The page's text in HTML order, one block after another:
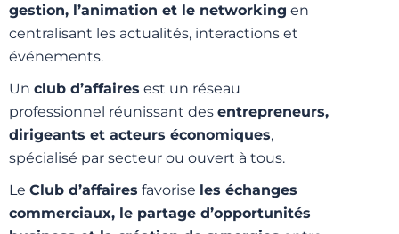
gestion, l’animation et le networking en
centralisant les actualités, interactions et
événements.
Un club d’affaires est un réseau
professionnel réunissant des entrepreneurs,
dirigeants et acteurs économiques,
spécialisé par secteur ou ouvert à tous.
Le Club d’affaires favorise les échanges
commerciaux, le partage d’opportunités